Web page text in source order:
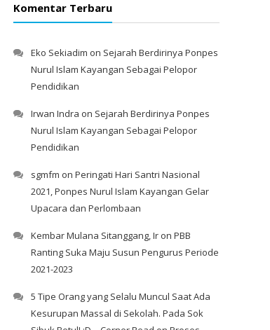
Komentar Terbaru
Eko Sekiadim on Sejarah Berdirinya Ponpes
Nurul Islam Kayangan Sebagai Pelopor
Pendidikan
Irwan Indra on Sejarah Berdirinya Ponpes
Nurul Islam Kayangan Sebagai Pelopor
Pendidikan
sgmfm on Peringati Hari Santri Nasional
2021, Ponpes Nurul Islam Kayangan Gelar
Upacara dan Perlombaan
Kembar Mulana Sitanggang, Ir on PBB
Ranting Suka Maju Susun Pengurus Periode
2021-2023
5 Tipe Orang yang Selalu Muncul Saat Ada
Kesurupan Massal di Sekolah. Pada Sok